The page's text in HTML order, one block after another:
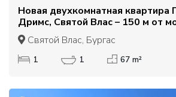
Новая двухкомнатная квартира
Дримс, Святой Влас – 150 м от
Святой Влас, Бургас
1 1 67 m²